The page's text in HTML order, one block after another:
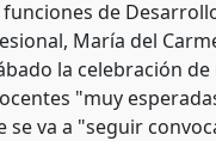
de
María del
la celebración de
"muy
se va a "seguir